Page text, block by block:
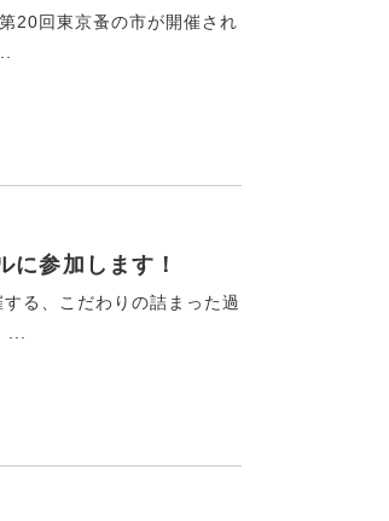
20回東京蚤の市が開催され
に参加します！
る、こだわりの詰まった過